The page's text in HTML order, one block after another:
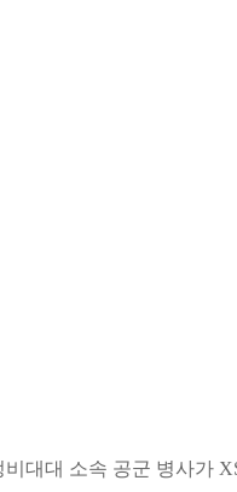
대대 소속 공군 병사가